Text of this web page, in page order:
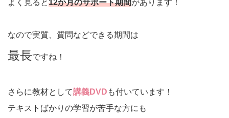
よく見ると12か月のサポート期間があります！
なので実質、質問などできる期間は
最長ですね！
さらに教材として講義DVD も付いています！
テキストばかりの学習が苦手な方にも